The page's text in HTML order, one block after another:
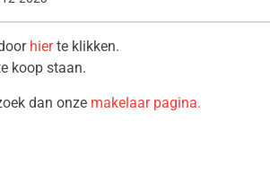
hierte klikken.
koop staan.
dan onze makelaar pagina.